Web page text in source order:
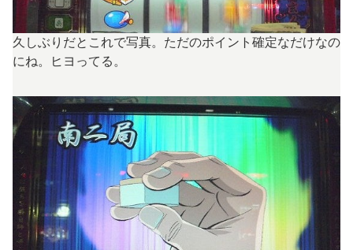
久しぶりだとこれで写真。ただのポイント確定なだけなの
にね。ヒヨってる。